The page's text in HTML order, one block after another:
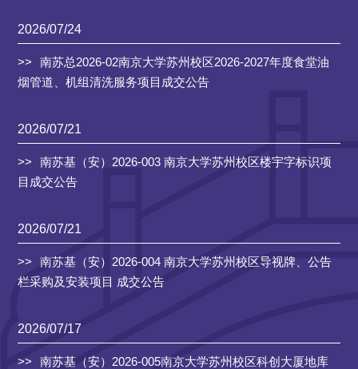
2026/07/24
南苏总2026-02南京大学苏州校区2026-2027年度食堂油
烟管道、机组清洗服务项目成交公告
2026/07/21
南苏基（安）2026-003 南京大学苏州校区楼宇字标识项
目成交公告
2026/07/21
南苏基（安）2026-004 南京大学苏州校区导视牌、公告
栏采购及安装项目 成交公告
2026/07/17
南苏基（安）2026-005南京大学苏州校区科创大厦地库